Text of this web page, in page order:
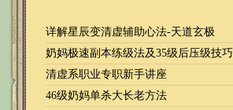
详解星辰变清虚辅助心法-天道玄极
奶妈极速副本练级法及35级后压级技巧
清虚系职业专职新手讲座
46级奶妈单杀大长老方法